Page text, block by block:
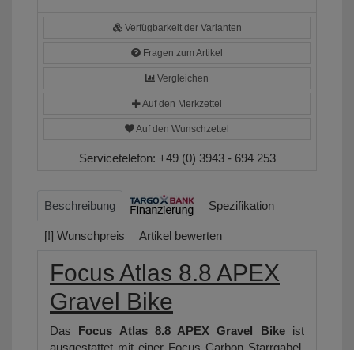
Verfügbarkeit der Varianten
Fragen zum Artikel
Vergleichen
Auf den Merkzettel
Auf den Wunschzettel
Servicetelefon: +49 (0) 3943 - 694 253
Beschreibung Spezifikation
[!] Wunschpreis Artikel bewerten
Focus Atlas 8.8 APEX
Gravel Bike
Das Focus Atlas 8.8 APEX Gravel Bikeist